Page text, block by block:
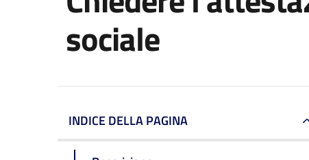
sociale
INDICE DELLA PAGINA